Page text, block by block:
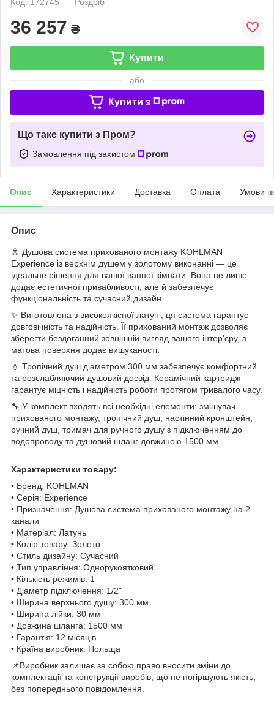
36 257 ₴
Купити
або
Купити з
Що таке купити з Пром?
Замовлення під захистом
Опис Характеристики Доставка Оплата Умови
Опис
🚿 Душова система прихованого монтажу KOHLMAN
Experience із верхнім душем у золотому виконанні — це
ідеальне рішення для вашої ванної кімнати. Вона не лише
додає естетичної привабливості, але й забезпечує
функціональність та сучасний дизайн.
✨ Виготовлена з високоякісної латуні, ця система гарантує
довговічність та надійність. Її прихований монтаж дозволяє
зберегти бездоганний зовнішній вигляд вашого інтер'єру, а
матова поверхня додає вишуканості.
💧 Тропічний душ діаметром 300 мм забезпечує комфортний
та розслабляючий душовий досвід. Керамічний картридж
гарантує міцність і надійність роботи протягом тривалого часу.
🔧 У комплект входять всі необхідні елементи: змішувач
прихованого монтажу, тропічний душ, настінний кронштейн,
ручний душ, тримач для ручного душу з підключенням до
водопроводу та душовий шланг довжиною 1500 мм.
Характеристики товару:
• Бренд: KOHLMAN
• Серія: Experience
• Призначення: Душова система прихованого монтажу на 2
канали
• Матеріал: Латунь
• Колір товару: Золото
• Стиль дизайну: Сучасний
• Тип управління: Однорукоятковий
• Кількість режимів: 1
• Діаметр підключення: 1/2"
• Ширина верхнього душу: 300 мм
• Ширина лійки: 30 мм
• Довжина шланга: 1500 мм
• Гарантія: 12 місяців
• Країна виробник: Польща
📌Виробник залишає за собою право вносити зміни до
комплектації та конструкції виробів, що не погіршують якість,
без попереднього повідомлення.